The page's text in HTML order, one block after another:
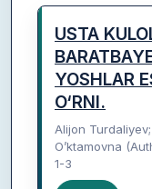
USTA
YOSHLAR
O‘RNI.
Alijon
O’ktamovna
1-3